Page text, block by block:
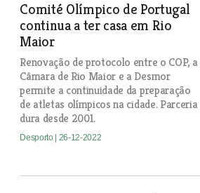
Comité Olímpico de Portugal
continua a ter casa em Rio
Maior
Renovação de protocolo entre o COP, a
Câmara de Rio Maior e a Desmor
permite a continuidade da preparação
de atletas olímpicos na cidade. Parceria
dura desde 2001.
Desporto | 26-12-2022